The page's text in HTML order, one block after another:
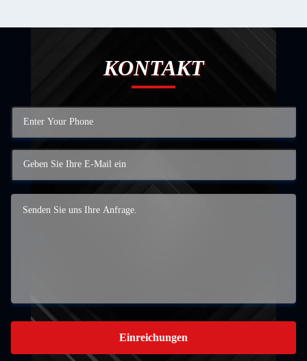
KONTAKT
Einreichungen